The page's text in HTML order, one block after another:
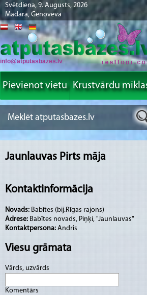
Svētdiena, 9. Augusts, 2026
Madara, Genoveva
info@atputasbazes.lv
Pievienot vietu Krustvārdu
Jaunlauvas Pirts māja
Kontaktinformācija
Novads: Babītes (bij.Rīgas rajons)
Adrese: Babītes novads, Piņķi, "Jaunlauvas"
Kontaktpersona: Andris
Viesu grāmata
Vārds, uzvārds
Komentārs